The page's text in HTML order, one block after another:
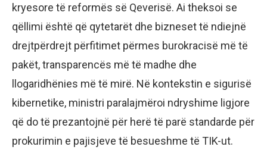
kryesore të reformës së Qeverisë. Ai theksoi se
qëllimi është që qytetarët dhe bizneset të ndiejnë
drejtpërdrejt përfitimet përmes burokracisë më të
pakët, transparencës më të madhe dhe
llogaridhënies më të mirë. Në kontekstin e sigurisë
kibernetike, ministri paralajmëroi ndryshime ligjore
që do të prezantojnë për herë të parë standarde për
prokurimin e pajisjeve të besueshme të TIK-ut.